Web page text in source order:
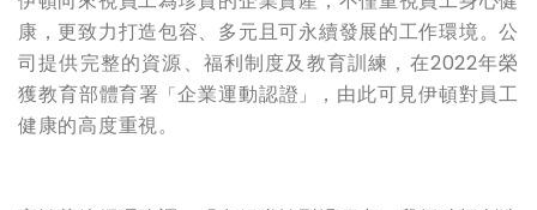
康，更致力打造包容、多元且可永續發展的工作環境。公
司提供完整的資源、福利制度及教育訓練，在2022年榮
獲教育部體育署 「企業運動認證」
，由此可見伊頓對員工
健康的高度重視。